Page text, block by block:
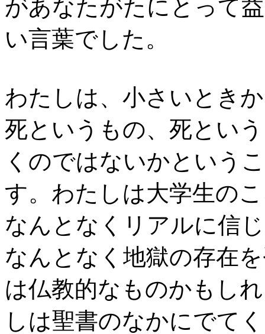
があなたがたにとって
い言葉でした。
わたしは、小さいとき
死というもの、死とい
くのではないかという
す。わたしは大学生の
なんとなくリアルに信
なんとなく地獄の存在
は仏教的なものかもし
しは聖書のなかにでて